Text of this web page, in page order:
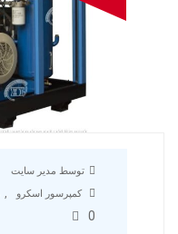
توسط مدیر سایت
کمپرسور اسکرو
,
0